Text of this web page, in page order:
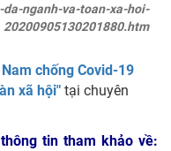
nganh-va-toan-xa-hoi-
20200905130201880.htm
chống Covid-19
xã hội" tại chuyên
tin tham khảo về: